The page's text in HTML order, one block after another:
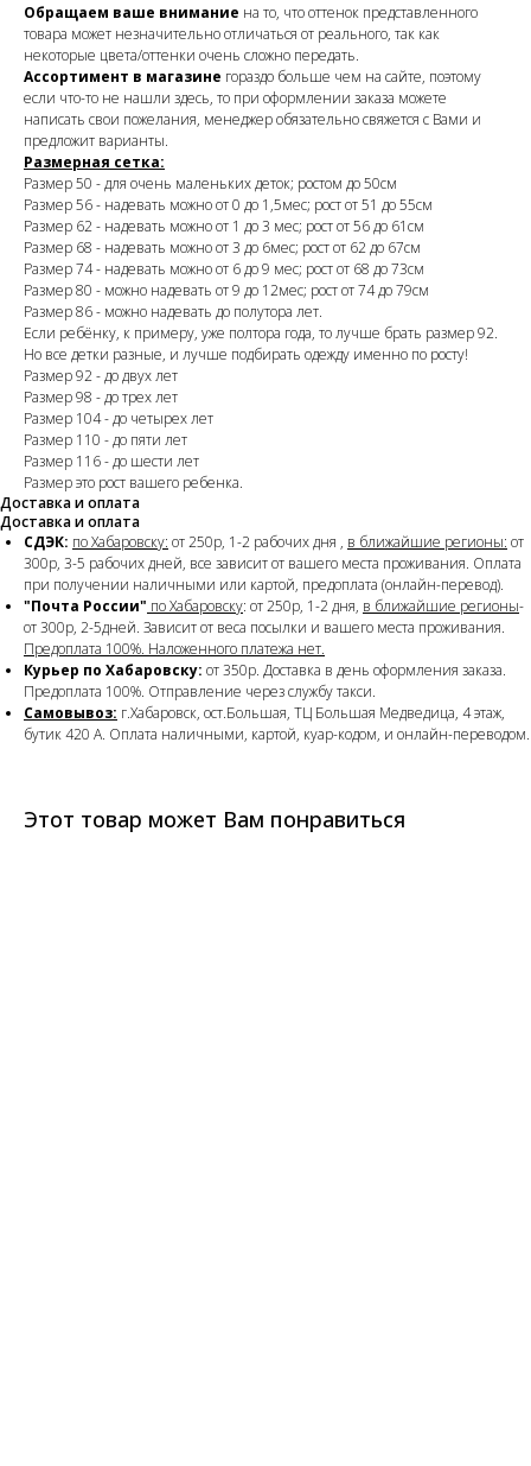
Обращаем ваше внимание на то, что оттенок представленного
товара может незначительно отличаться от реального, так как
некоторые цвета/оттенки очень сложно передать.
Ассортимент в магазине гораздо больше чем на сайте, поэтому
если что-то не нашли здесь, то при оформлении заказа можете
написать свои пожелания, менеджер обязательно свяжется с Вами и
предложит варианты.
Размерная сетка:
Размер 50 - для очень маленьких деток; ростом до 50см
Размер 56 - надевать можно от 0 до 1,5мес; рост от 51 до 55см
Размер 62 - надевать можно от 1 до 3 мес; рост от 56 до 61см
Размер 68 - надевать можно от 3 до 6мес; рост от 62 до 67см
Размер 74 - надевать можно от 6 до 9 мес; рост от 68 до 73см
Размер 80 - можно надевать от 9 до 12мес; рост от 74 до 79см
Размер 86 - можно надевать до полутора лет.
Если ребёнку, к примеру, уже полтора года, то лучше брать размер 92.
Но все детки разные, и лучше подбирать одежду именно по росту!
Размер 92 - до двух лет
Размер 98 - до трех лет
Размер 104 - до четырех лет
Размер 110 - до пяти лет
Размер 116 - до шести лет
Размер это рост вашего ребенка.
Доставка и оплата
Доставка и оплата
СДЭК: по Хабаровску: от 250р, 1-2 рабочих дня , в ближайшие регионы: от
300р, 3-5 рабочих дней, все зависит от вашего места проживания. Оплата
при получении наличными или картой, предоплата (онлайн-перевод).
"Почта России" по Хабаровску: от 250р, 1-2 дня, в ближайшие регионы-
от 300р, 2-5дней. Зависит от веса посылки и вашего места проживания.
Предоплата 100%. Наложенного платежа нет.
Курьер по Хабаровску: от 350р. Доставка в день оформления заказа.
Предоплата 100%. Отправление через службу такси.
Самовывоз: г.Хабаровск, ост.Большая, ТЦ Большая Медведица, 4 этаж,
бутик 420 А. Оплата наличными, картой, куар-кодом, и онлайн-переводом.
Этот товар может Вам понравиться